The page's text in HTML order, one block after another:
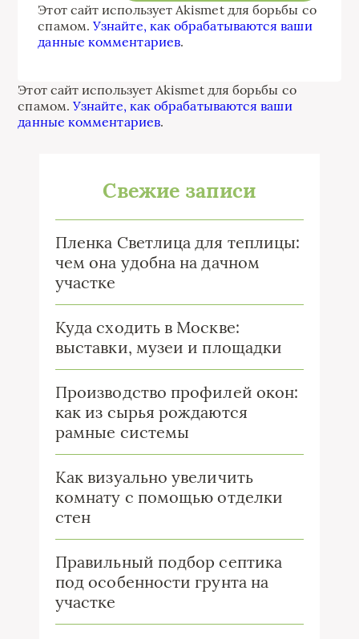
Этот сайт использует Akismet для борьбы со
спамом.Узнайте, как обрабатываются ваши
данные комментариев.
Этот сайт использует Akismet для борьбы со
спамом.Узнайте, как обрабатываются ваши
данные комментариев.
Свежие записи
Пленка Светлица для теплицы:
чем она удобна на дачном
участке
Куда сходить в Москве:
выставки, музеи и площадки
Производство профилей окон:
как из сырья рождаются
рамные системы
Как визуально увеличить
комнату с помощью отделки
стен
Правильный подбор септика
под особенности грунта на
участке